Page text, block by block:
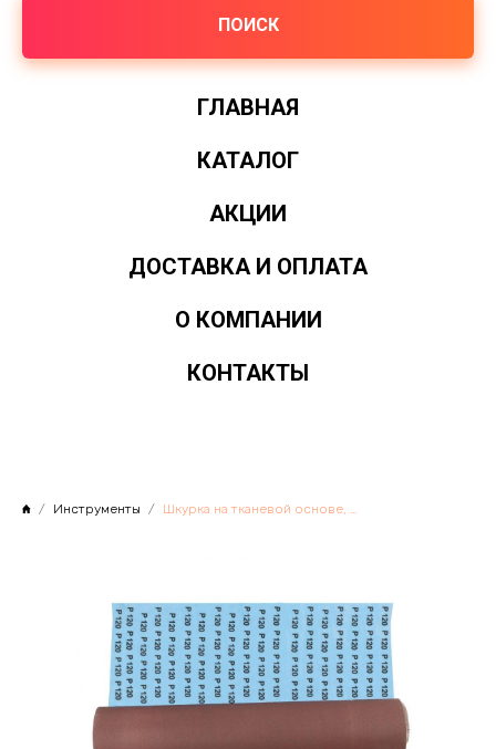
ПОИСК
ГЛАВНАЯ
КАТАЛОГ
АКЦИИ
ДОСТАВКА И ОПЛАТА
О КОМПАНИИ
КОНТАКТЫ
Инструменты